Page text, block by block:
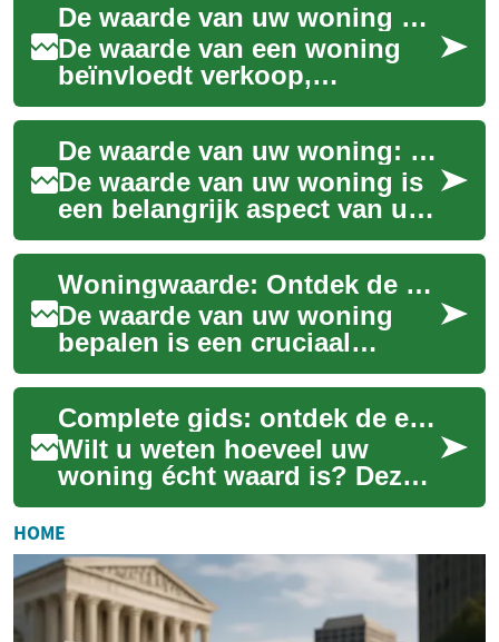
De waarde van uw woning berekenen: wat u moet weten
De waarde van een woning
beïnvloedt verkoop,
herfinanciering en uw
vermogen. Dit artikel legt
helder uit hoe woningwa... De waarde van uw woning: een complete gids
De waarde van uw woning is
een belangrijk aspect van uw
persoonlijke financiën en kan
een grote invloed hebben op
uw ...
Woningwaarde: Ontdek de werkelijke waarde van uw huis
De waarde van uw woning
bepalen is een cruciaal
aspect van
huiseigenaarschap, of u nu
overweegt te verkopen, te
herfi...
Complete gids: ontdek de echte waarde van uw woning
Wilt u weten hoeveel uw
woning écht waard is? Deze
uitgebreide gids legt uit hoe
u de waarde bepaalt, van
professione...
HOME